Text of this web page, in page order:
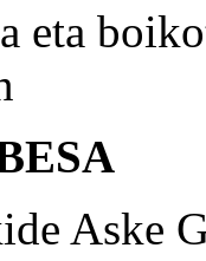
eta
Aske